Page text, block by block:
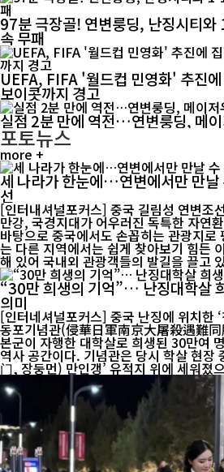
97분 극장골! 연변룽딩, 난징시티
속 무패
UEFA, FIFA '월드컵 민영화' 추진
보이콧까지 경고
실점 2분 만에 역전…연변룽딩, 메
포토뉴스
more +
세 나라가 한눈에…연변에서만 만날
선
[인터내셔널포커스] 중국 길림성 연변조
만강, 국경지대가 어우러진 독특한 자연
바탕으로 중국에서도 손꼽히는 관광지로
는 다른 지역에서는 쉽게 찾아보기 힘든
“30만 희생의 기억”… 난징대학살
의미
[인터네셔널포커스] 중국 난징에 위치한
동포기념관(侵華日軍南京大屠殺遇難
본군이 자행한 대학살로 희생된 30만여
역사 공간이다. 기념관은 당시 학살 현장
门, 장둥먼) 만인갱’ 유적지 위에 세워졌